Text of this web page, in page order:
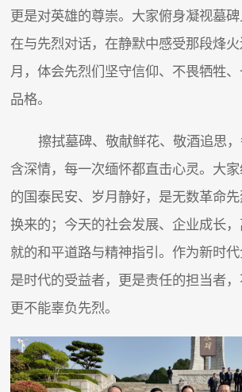
更是对英雄的尊崇。大家俯身凝视墓
在与先烈对话，在静默中感受那段烽
月，体会先烈们坚守信仰、不畏牺牲
品格。
擦拭墓碑、敬献鲜花、敬酒追思
含深情，每一次缅怀都直击心灵。大
的国泰民安、岁月静好，是无数革命
换来的；今天的社会发展、企业成长
就的和平道路与精神指引。作为新时
是时代的受益者，更是责任的担当者，
更不能辜负先烈。